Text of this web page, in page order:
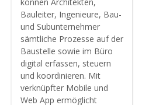
Bauleiter, Ingenieure, Bau-
und Subunternehmer
sämtliche Prozesse auf der
Baustelle sowie im Büro
digital erfassen, steuern
und koordinieren. Mit
verknüpfter Mobile und
Web App ermöglicht